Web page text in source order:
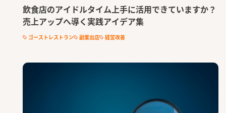
飲食店のアイドルタイム上手に活用できていますか？
売上アップへ導く実践アイデア集
ゴーストレストラン 副業出店 経営改善